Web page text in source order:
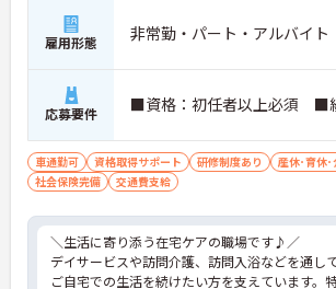
雇用形態 非常勤・パート・アルバイト
応募要件 ■資格：初任者以上必須 ■
車通勤可 資格取得サポート 研修制度あり
産休･育休
社会保険完備
交通費支給
＼生活に寄り添う在宅ケアの職場です♪／
デイサービスや訪問介護、訪問入浴などを通して
ご自宅での生活を続けたい方を支えています。